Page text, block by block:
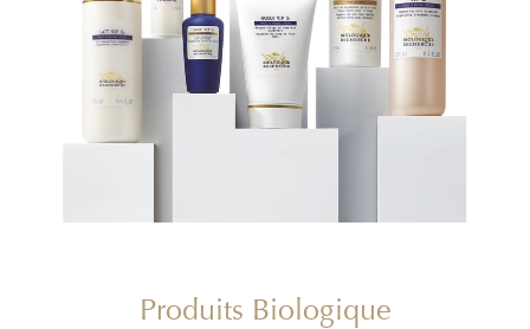
Produits Biologique